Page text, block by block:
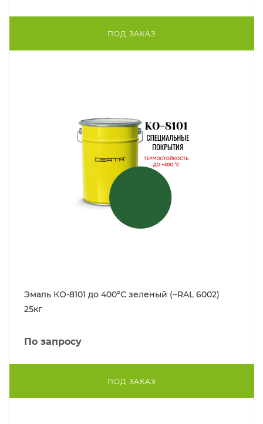
ПОД ЗАКАЗ
Эмаль КО-8101 до 400°С зеленый (~RAL 6002)
25кг
По запросу
ПОД ЗАКАЗ